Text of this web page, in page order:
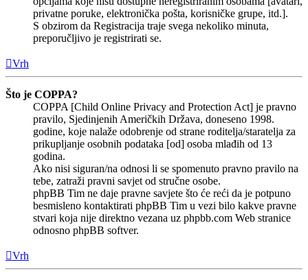
privatne poruke, elektronička pošta, korisničke grupe, itd.].
S obzirom da Registracija traje svega nekoliko minuta,
preporučljivo je registrirati se.
Vrh
Što je COPPA?
COPPA [Child Online Privacy and Protection Act] je pravno
pravilo, Sjedinjenih Američkih Država, doneseno 1998.
godine, koje nalaže odobrenje od strane roditelja/staratelja za
prikupljanje osobnih podataka [od] osoba mlađih od 13
godina.
Ako nisi siguran/na odnosi li se spomenuto pravno pravilo na
tebe, zatraži pravni savjet od stručne osobe.
phpBB Tim ne daje pravne savjete što će reći da je potpuno
besmisleno kontaktirati phpBB Tim u vezi bilo kakve pravne
stvari koja nije direktno vezana uz phpbb.com Web stranice
odnosno phpBB softver.
Vrh